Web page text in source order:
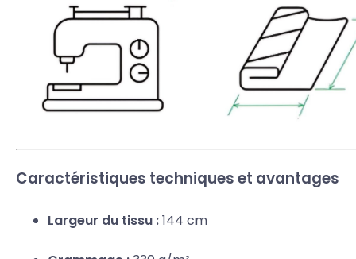
Caractéristiques techniques et avantages
Largeur du tissu :144 cm